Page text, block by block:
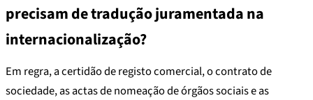
precisam de tradução juramentada na
internacionalização?
Em regra, a certidão de registo comercial, o contrato de
sociedade, as actas de nomeação de órgãos sociais e as